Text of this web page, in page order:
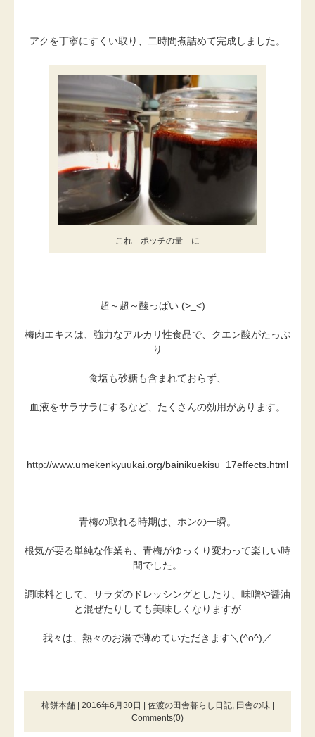
アクを丁寧にすくい取り、二時間煮詰めて完成しました。
これ ポッチの量 に
超～超～酸っぱい (>_<)
梅肉エキスは、強力なアルカリ性食品で、クエン酸がたっぷ
り
食塩も砂糖も含まれておらず、
血液をサラサラにするなど、たくさんの効用があります。
http://www.umekenkyuukai.org/bainikuekisu_17effects.html
青梅の取れる時期は、ホンの一瞬。
根気が要る単純な作業も、青梅がゆっくり変わって楽しい時
間でした。
調味料として、サラダのドレッシングとしたり、味噌や醤油
と混ぜたりしても美味しくなりますが
我々は、熱々のお湯で薄めていただきます＼(^o^)／
柿餅本舗 | 2016年6月30日 | 佐渡の田舎暮らし日記, 田舎の味|
Comments(0)